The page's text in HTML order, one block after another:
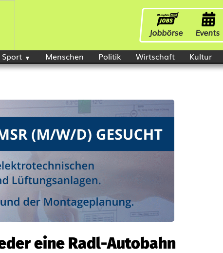
Jobbörse Events
Sport Menschen Politik Wirtschaft Kultur
eine Radl-Autobahn